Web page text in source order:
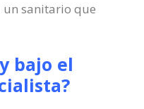
sanitario que
bajo el